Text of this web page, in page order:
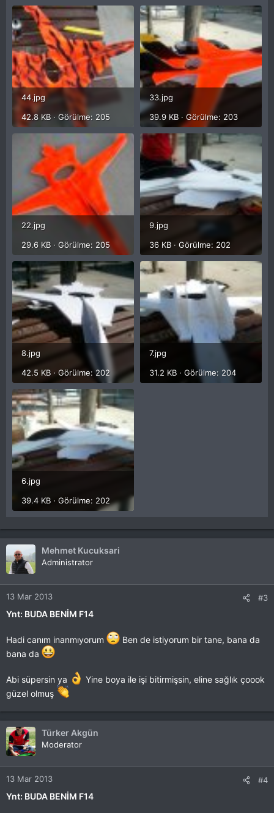
44.jpg
42.8 KB · Görülme: 205
33.jpg
39.9 KB · Görülme: 203
22.jpg
29.6 KB · Görülme: 205
9.jpg
36 KB · Görülme: 202
8.jpg
42.5 KB · Görülme: 202
7.jpg
31.2 KB · Görülme: 204
6.jpg
39.4 KB · Görülme: 202
Mehmet Kucuksari
Administrator
13 Mar 2013 #3
Ynt: BUDA BENİM F14
Hadi canım inanmıyorum
Ben de istiyorum bir tane, bana da
bana da
Abi süpersin ya
Yine boya ile işi bitirmişsin, eline sağlık çoook
güzel olmuş
Türker Akgün
Moderator
13 Mar 2013 #4
Ynt: BUDA BENİM F14